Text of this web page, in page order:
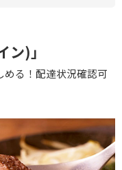
)」
る！配達状況確認可